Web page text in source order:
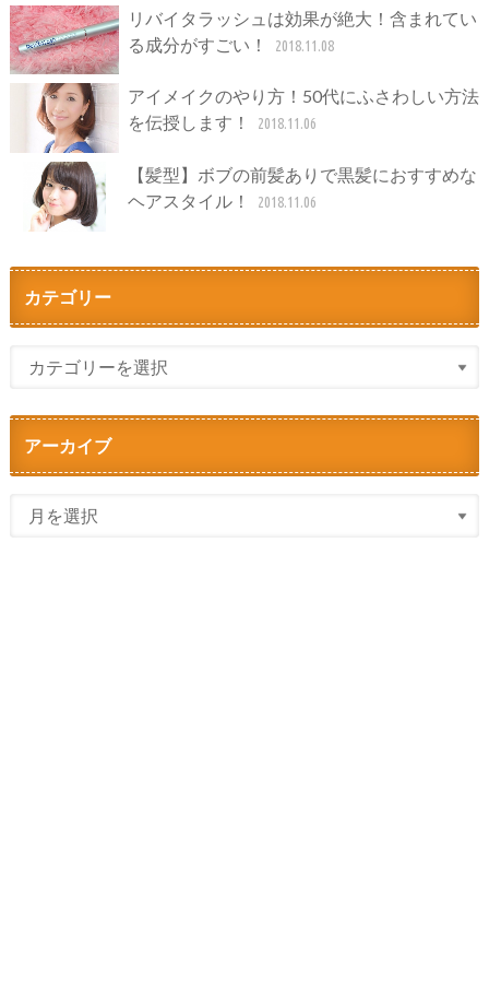
リバイタラッシュは効果が絶大！含まれてい
る成分がすごい！
2018.11.08
アイメイクのやり方！50代にふさわしい方法
を伝授します！
2018.11.06
【髪型】ボブの前髪ありで黒髪におすすめな
ヘアスタイル！
2018.11.06
カテゴリー
アーカイブ